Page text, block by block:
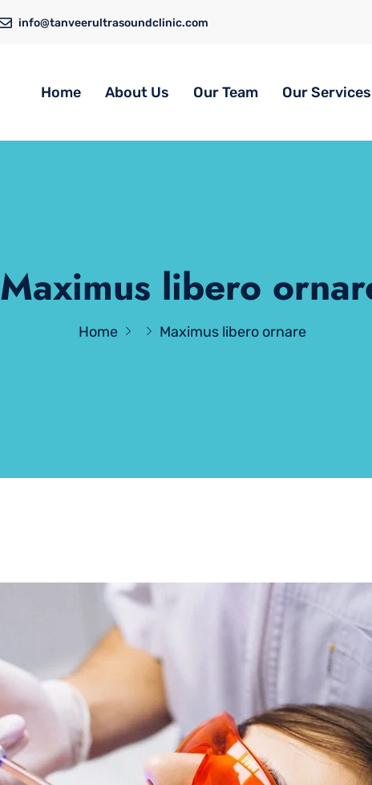
info@tanveerultrasoundclinic.com
Home About Us Our Team Our Services
Maximus libero
Home Maximus libero ornare